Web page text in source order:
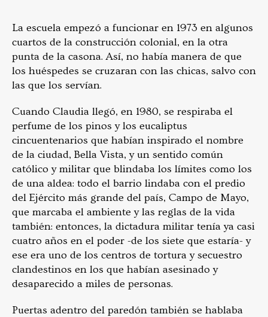
La escuela empezó a funcionar en 1973 en algunos
cuartos de la construcción colonial, en la otra
punta de la casona. Así, no había manera de que
los huéspedes se cruzaran con las chicas, salvo con
las que los servían.
Cuando Claudia llegó, en 1980, se respiraba el
perfume de los pinos y los eucaliptus
cincuentenarios que habían inspirado el nombre
de la ciudad, Bella Vista, y un sentido común
católico y militar que blindaba los límites como los
de una aldea: todo el barrio lindaba con el predio
del Ejército más grande del país, Campo de Mayo,
que marcaba el ambiente y las reglas de la vida
también: entonces, la dictadura militar tenía ya casi
cuatro años en el poder -de los siete que estaría- y
ese era uno de los centros de tortura y secuestro
clandestinos en los que habían asesinado y
desaparecido a miles de personas.
Puertas adentro del paredón también se hablaba